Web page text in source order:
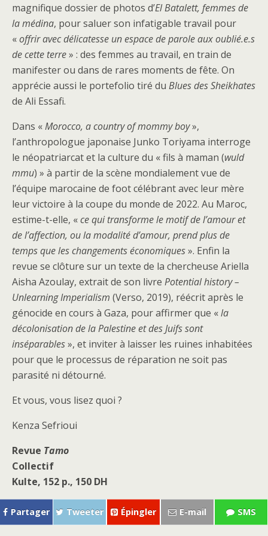
magnifique dossier de photos d’El Batalett, femmes de
la médina, pour saluer son infatigable travail pour
«offrir avec délicatesse un espace de parole aux oublié.e.s
de cette terre» : des femmes au travail, en train de
manifester ou dans de rares moments de fête. On
apprécie aussi le portefolio tiré du Blues des Sheikhates
de Ali Essafi.
Dans «Morocco, a country of mommy boy»,
l’anthropologue japonaise Junko Toriyama interroge
le néopatriarcat et la culture du « fils à maman (wuld
mmu) » à partir de la scène mondialement vue de
l’équipe marocaine de foot célébrant avec leur mère
leur victoire à la coupe du monde de 2022. Au Maroc,
estime-t-elle, «ce qui transforme le motif de l’amour et
de l’affection, ou la modalité d’amour, prend plus de
temps que les changements économiques». Enfin la
revue se clôture sur un texte de la chercheuse Ariella
Aisha Azoulay, extrait de son livre Potential history –
Unlearning Imperialism (Verso, 2019), réécrit après le
génocide en cours à Gaza, pour affirmer que «la
décolonisation de la Palestine et des Juifs sont
inséparables», et inviter à laisser les ruines inhabitées
pour que le processus de réparation ne soit pas
parasité ni détourné.
Et vous, vous lisez quoi ?
Kenza Sefrioui
Revue Tamo
Collectif
Kulte, 152 p., 150 DH
Partager Tweeter Épingler E-mail SMS